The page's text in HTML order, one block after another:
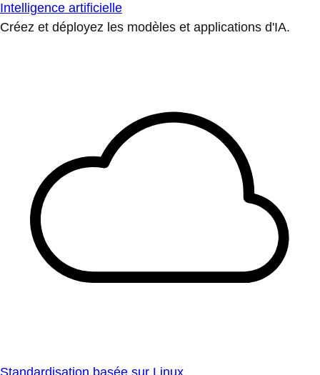
Intelligence artificielle
Créez et déployez les modèles et applications d'IA.
Standardisation basée sur Linux